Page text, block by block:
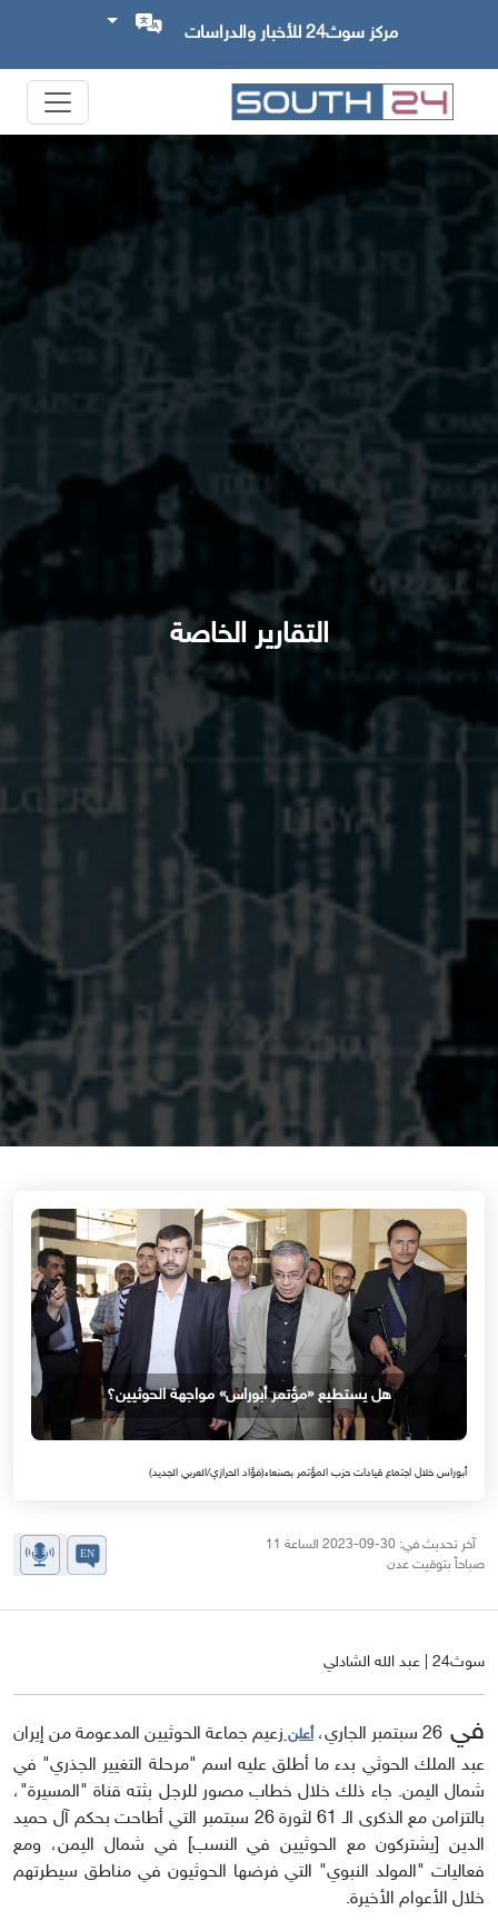
مركز سوث24 للأخبار والدراسات
التقارير الخاصة
هل يستطيع «مؤتمر أبوراس» مواجهة الحوثيين؟
أبوراس خلال اجتماع قيادات حزب المؤتمر بصنعاء(فؤاد الحرازي/العربي الجديد)
آخر تحديث في: 30-09-2023 الساعة 11
صباحاً بتوقيت عدن
سوث24 | عبد الله الشادلي
في 26 سبتمبر الجاري، أعلن زعيم جماعة الحوثيين المدعومة من إيران
عبد الملك الحوثي بدء ما أطلق عليه اسم "مرحلة التغيير الجذري" في
شمال اليمن. جاء ذلك خلال خطاب مصور للرجل بثته قناة "المسيرة"،
بالتزامن مع الذكرى الـ 61 لثورة 26 سبتمبر التي أطاحت بحكم آل حميد
الدين [يشتركون مع الحوثيين في النسب] في شمال اليمن، ومع
فعاليات "المولد النبوي" التي فرضها الحوثيون في مناطق سيطرتهم
خلال الأعوام الأخيرة.